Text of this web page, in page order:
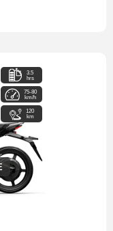
3.5
hrs
75-80
km/h
120
km